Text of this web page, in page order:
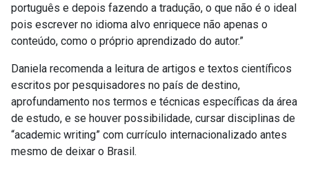
português e depois fazendo a tradução, o que não é o ideal
pois escrever no idioma alvo enriquece não apenas o
conteúdo, como o próprio aprendizado do autor.”
Daniela recomenda a leitura de artigos e textos científicos
escritos por pesquisadores no país de destino,
aprofundamento nos termos e técnicas específicas da área
de estudo, e se houver possibilidade, cursar disciplinas de
“academic writing” com currículo internacionalizado antes
mesmo de deixar o Brasil.